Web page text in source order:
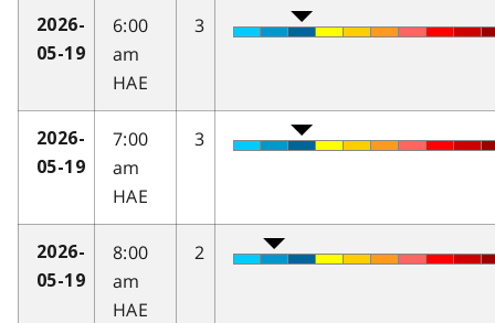
2026-
05-19
6:00
am
HAE
3
2026-
05-19
7:00
am
HAE
3
2026-
05-19
8:00
am
HAE
2